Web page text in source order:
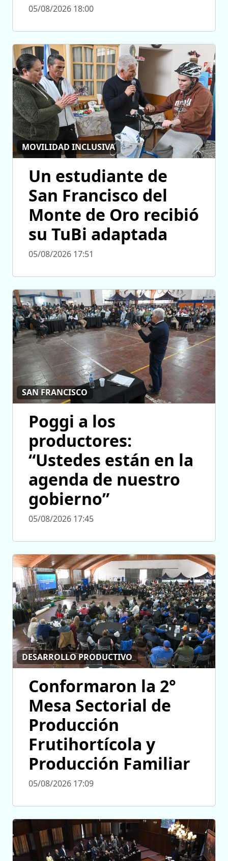
05/08/2026 18:00
MOVILIDAD INCLUSIVA
Un estudiante de
San Francisco del
Monte de Oro recibió
su TuBi adaptada
05/08/2026 17:51
SAN FRANCISCO
Poggi a los
productores:
“Ustedes están en la
agenda de nuestro
gobierno”
05/08/2026 17:45
DESARROLLO PRODUCTIVO
Conformaron la 2°
Mesa Sectorial de
Producción
Frutihortícola y
Producción Familiar
05/08/2026 17:09